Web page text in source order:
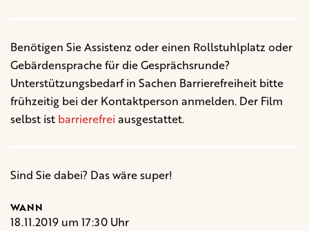
Benötigen Sie Assistenz oder einen Rollstuhlplatz oder
Gebärdensprache für die Gesprächsrunde?
Unterstützungsbedarf in Sachen Barrierefreiheit bitte
frühzeitig bei der Kontaktperson anmelden. Der Film
selbst ist barrierefrei ausgestattet.
Sind Sie dabei? Das wäre super!
WANN
18.11.2019 um 17:30 Uhr